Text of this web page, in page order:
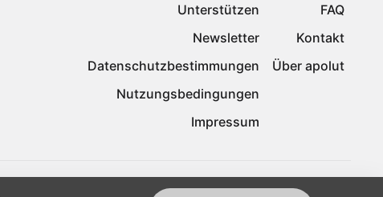
Unterstützen
Newsletter
Datenschutzbestimmungen
Nutzungsbedingungen
Impressum
FAQ
Kontakt
Über apolut